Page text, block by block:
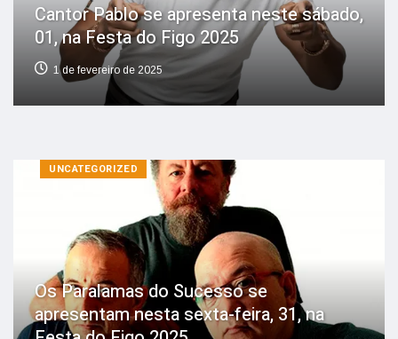
Cantor Pablo se apresenta neste sábado,
01, na Festa do Figo 2025
1 de fevereiro de 2025
UNCATEGORIZED
Os Paralamas do Sucesso se
apresentam nesta sexta-feira, 31, na